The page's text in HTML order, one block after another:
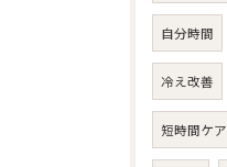
自分時間
冷え改善
短時間ケア